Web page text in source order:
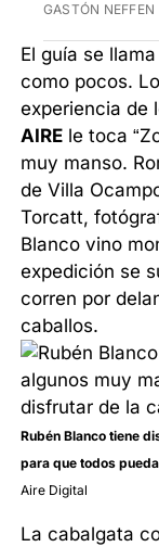
GASTÓN NEFFEN
El guía se
como pocos.
experiencia de
AIRE le toca
muy manso.
de Villa
Torcatt,
Blanco vino
expedición se
corren por
caballos.
Rubén Blanco tiene
para que todos
Aire Digital
La cabalgata